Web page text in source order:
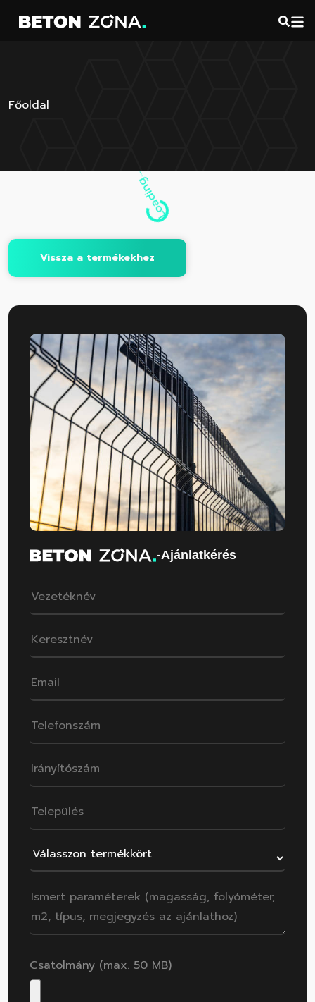
Főoldal
Loading...
Vissza a termékekhez
-Ajánlatkérés
Csatolmány (max. 50 MB)